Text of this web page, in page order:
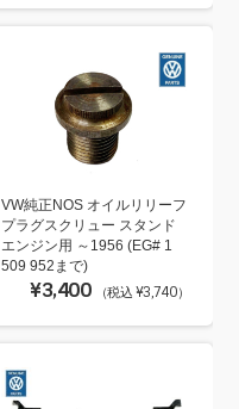
VW純正NOS オイルリリーフ
プラグスクリュー スタンド
エンジン用 ～1956 (EG# 1
509 952まで)
¥3,400 （税込 ¥3,740）